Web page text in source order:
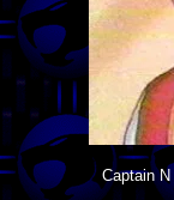
Captain N